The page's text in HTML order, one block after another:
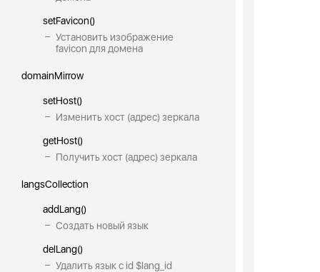
setFavicon()
Установить изображение
favicon для домена
domainMirrow
setHost()
Изменить хост (адрес) зеркала
getHost()
Получить хост (адрес) зеркала
langsCollection
addLang()
Создать новый язык
delLang()
Удалить язык с id $lang_id